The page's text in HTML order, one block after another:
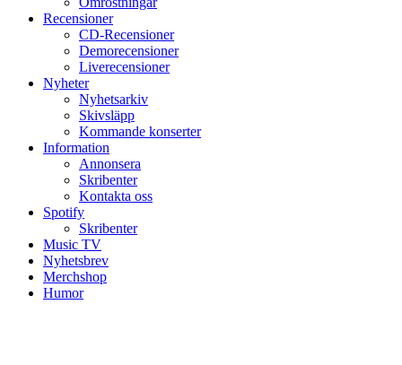
Recensioner
CD-Recensioner
Demorecensioner
Liverecensioner
Nyheter
Nyhetsarkiv
Skivsläpp
Kommande konserter
Information
Annonsera
Skribenter
Kontakta oss
Spotify
Skribenter
Music TV
Nyhetsbrev
Merchshop
Humor